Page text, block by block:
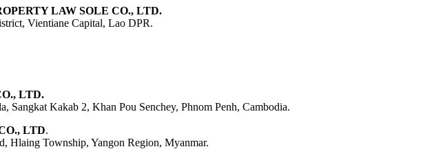
LAW SOLE CO., LTD.
Vientiane Capital, Lao DPR.
LTD.
Sangkat Kakab 2, Khan Pou Senchey, Phnom Penh, Cambodia.
LTD.
Hlaing Township, Yangon Region, Myanmar.